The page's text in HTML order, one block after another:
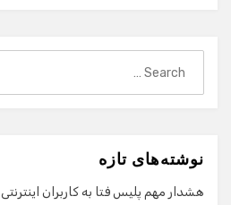
نوشته‌های تازه
هشدار مهم پلیس فتا به کاربران اینترنتی